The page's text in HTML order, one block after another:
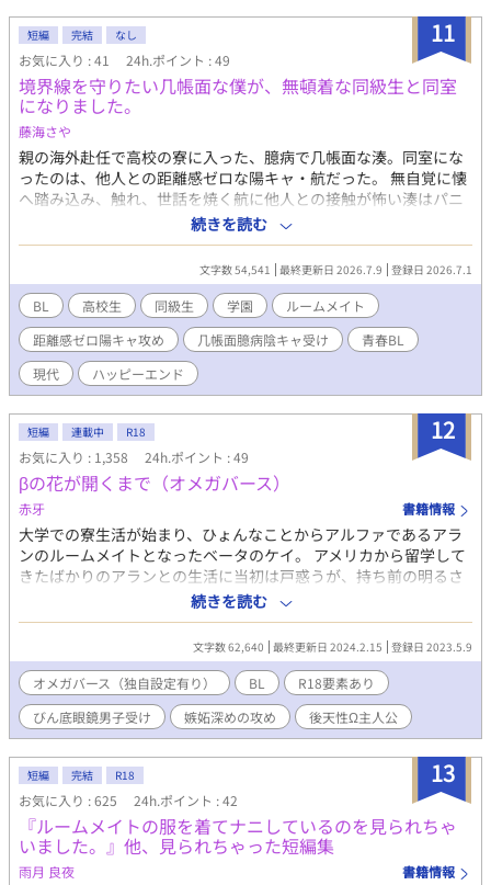
11
短編 完結 なし
お気に入り : 41 24h.ポイント : 49
境界線を守りたい几帳面な僕が、無頓着な同級生と同室
になりました。
藤海さや
親の海外赴任で高校の寮に入った、臆病で几帳面な湊。同室にな
ったのは、他人との距離感ゼロな陽キャ・航だった。 無自覚に懐
へ踏み込み、触れ、世話を焼く航に他人との接触が怖い湊はパニ
ックを隠せない。けれど、彼が抱える過去の執着や不器用な優し
さに触れるうち、拒絶していたはずの心の境界線は少しずつ溶け
始めていく。 二人のいびつな共同生活は、体育祭をきっかけに大
きな変化を迎える。
続きを読む
文字数 54,541 最終更新日 2026.7.9 登録日 2026.7.1
BL 高校生 同級生 学園
ルームメイト
距離感ゼロ陽キャ攻め
几帳面臆病陰キャ受け
青春BL
現代
ハッピーエンド
12
短編 連載中 R18
お気に入り : 1,358 24h.ポイント : 49
βの花が開くまで（オメガバース）
赤牙 書籍情報
大学での寮生活が始まり、ひょんなことからアルファであるアラ
ンのルームメイトとなったベータのケイ。 アメリカから留学して
きたばかりのアランとの生活に当初は戸惑うが、持ち前の明るさ
とアランの優しい性格により楽しい二人暮らしが始まる。 大学生
活も順調だったある日、アランがオメガのフェロモンにあてられ
帰宅する。 ラット状態のアランは、ケイに助けを求めてきて……
オメガバースの世界のお話です。 ベータの青年ケイくんが、アル
ファのアランに愛されまくってベータ→オメガに変化する後天性
オメガの設定となっています。 留学生アルファ×もさもさちびっ
子ベータ
続きを読む
文字数 62,640 最終更新日 2024.2.15 登録日 2023.5.9
オメガバース（独自設定有り） BL
R18要素あり
びん底眼鏡男子受け
嫉妬深めの攻め 後天性Ω主人公
13
短編 完結 R18
お気に入り : 625 24h.ポイント : 42
『ルームメイトの服を着てナニしているのを見られちゃ
いました。』他、見られちゃった短編集
雨月 良夜 書籍情報